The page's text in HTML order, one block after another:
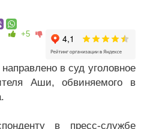
+5
в суд уголовное
Аши, обвиняемого в
в пресс-службе